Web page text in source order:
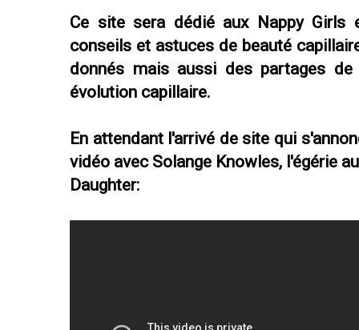
Ce site sera dédié aux Nappy
conseils et astuces de beauté
donnés mais aussi des partages
évolution capillaire.
En attendant l'arrivé de site qui
vidéo avec Solange Knowles, l'égérie
Daughter: